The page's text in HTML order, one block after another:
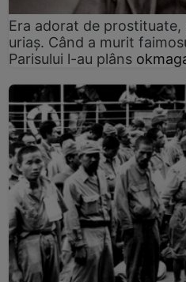
Era adorat de
uriaș. Când a murit
Parisului l-au plâns